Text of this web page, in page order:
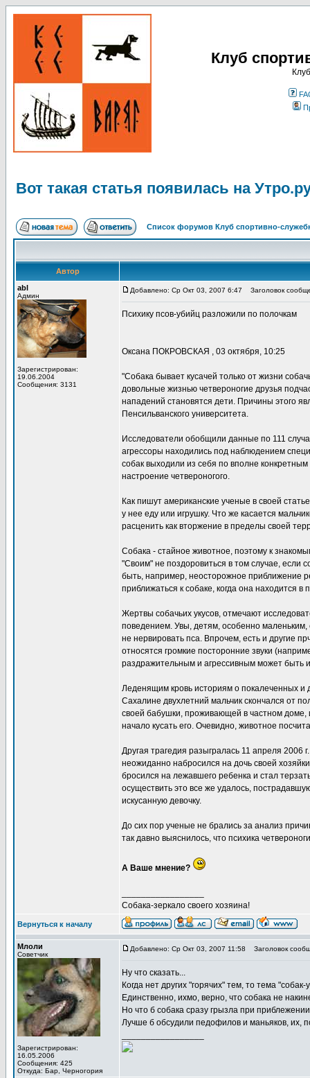
Клуб
Вот такая статья появилась на
Список форумов Клуб спортивно-
Автор
abl
Админ
Зарегистрирован:
19.06.2004
Сообщения: 3131
Добавлено: Ср Окт 03, 2007 6:47 Заголовок
Психику псов-убийц разложили по полочкам
Оксана ПОКРОВСКАЯ , 03 октября, 10:25
"Собака бывает кусачей только от жизни
довольные жизнью четвероногие друзья
нападений становятся дети. Причины этого
Пенсильванского университета.
Исследователи обобщили данные по 111
агрессоры находились под наблюдением
собак выходили из себя по вполне
настроение четвероногого.
Как пишут американские ученые в своей
у нее еду или игрушку. Что же касается
расценить как вторжение в пределы своей
Собака - стайное животное, поэтому к
"Своим" не поздоровиться в том случае, если
быть, например, неосторожное приближение
приближаться к собаке, когда она находится в
Жертвы собачьих укусов, отмечают
поведением. Увы, детям, особенно маленьким,
не нервировать пса. Впрочем, есть и другие
относятся громкие посторонние звуки
раздражительным и агрессивным может быть
Леденящим кровь историям о покалеченных и
Сахалине двухлетний мальчик скончался от
своей бабушки, проживающей в частном доме,
начало кусать его. Очевидно, животное
Другая трагедия разыгралась 11 апреля 2006
неожиданно набросился на дочь своей
бросился на лежавшего ребенка и стал
осуществить это все же удалось,
искусанную девочку.
До сих пор ученые не брались за анализ
так давно выяснилось, что психика
А Ваше мнение?
Собака-зеркало своего хозяина!
Вернуться к началу
Млоли
Советчик
Зарегистрирован:
16.05.2006
Сообщения: 425
Откуда: Бар, Черногория
Добавлено: Ср Окт 03, 2007 11:58 Заголовок
Ну что сказать...
Когда нет других "горячих" тем, то тема
Единственно, ихмо, верно, что собака не
Но что б собака сразу грызла при
Лучше б обсудили педофилов и маньяков, их,